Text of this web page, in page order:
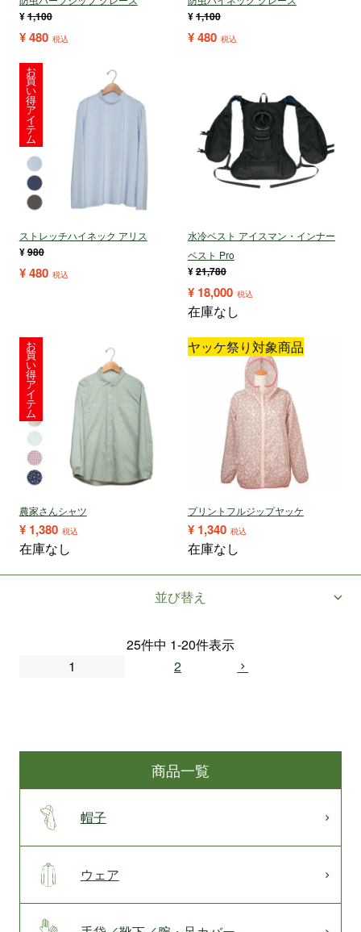
¥1,100
¥480 税込
¥1,100
¥480 税込
お
買
い
得
ア
イ
テ
ム
ストレッチハイネック アリス
¥980
¥480 税込
水冷ベスト アイスマン・インナー
ベスト Pro
¥21,780
¥ 18,000 税込
在庫なし
お
買
い
得
ア
イ
テ
ム
農家さんシャツ
¥ 1,380 税込
在庫なし
ヤッケ祭り対象商品
プリントフルジップヤッケ
¥ 1,340 税込
在庫なし
並び替え
25件中 1-20件表示
1
2
商品一覧
帽子
ウェア